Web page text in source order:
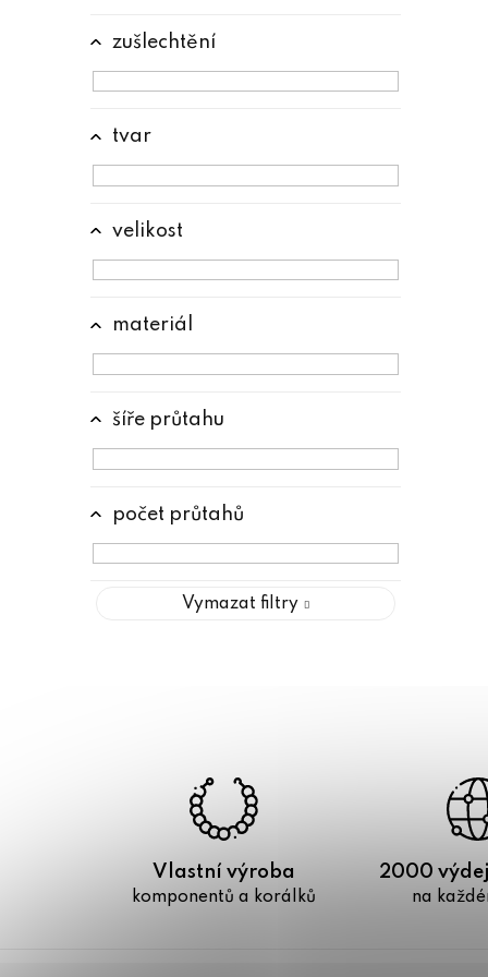
l
materiál
počet průtahů
šíře průtahu
tvar
velikost
zušlechtění
Vymazat filtry
Vlastní výroba
komponentů a korálků
2000
na